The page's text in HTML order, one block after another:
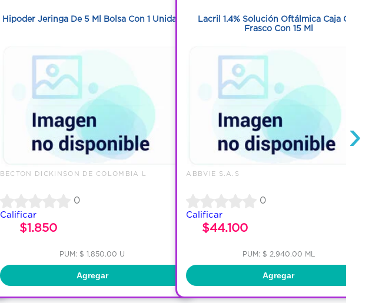
Hipoder Jeringa De 5 Ml Bolsa Con 1 Unidad
BECTON DICKINSON DE COLOMBIA L
0
Calificar
$1.850
PUM: $ 1,850.00 U
Agregar
Lacril 1.4% Solución Oftálmica Caja Con
Frasco Con 15 Ml
ABBVIE S.A.S
0
Calificar
$44.100
PUM: $ 2,940.00 ML
Agregar
›